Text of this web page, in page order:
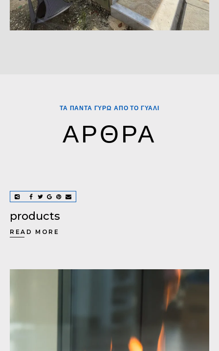
ΤΑ ΠΑΝΤΑ ΓΥΡΩ ΑΠΟ ΤΟ ΓΥΑΛΙ
ΑΡΘΡΑ
products
READ MORE